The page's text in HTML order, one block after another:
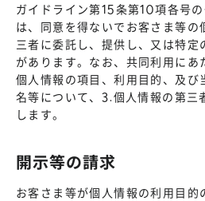
ガイドライン第15条第10項各号
は、同意を得ないでお客さま等の
三者に委託し、提供し、又は特定
があります。なお、共同利用にあ
個人情報の項目、利用目的、及び
名等について、3.個人情報の第三
します。
開示等の請求
お客さま等が個人情報の利用目的